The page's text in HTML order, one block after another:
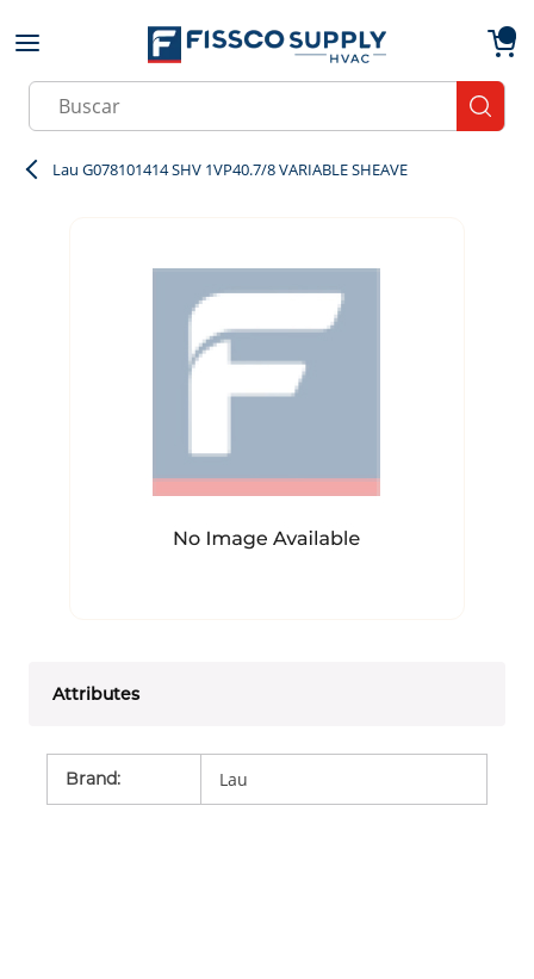
Skip to main content
Site Search
Lau G078101414 SHV 1VP40.7/8 VARIABLE SHEAVE
Attributes
Brand: Lau